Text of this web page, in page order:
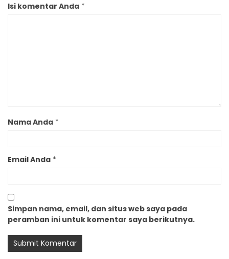
Isi komentar Anda *
Nama Anda *
Email Anda *
Simpan nama, email, dan situs web saya pada
peramban ini untuk komentar saya berikutnya.